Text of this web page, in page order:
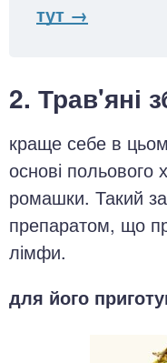
тут →
2. Трав'яні
краще себе в
основі польового
ромашки. Такий
препаратом, що
лімфи.
для його